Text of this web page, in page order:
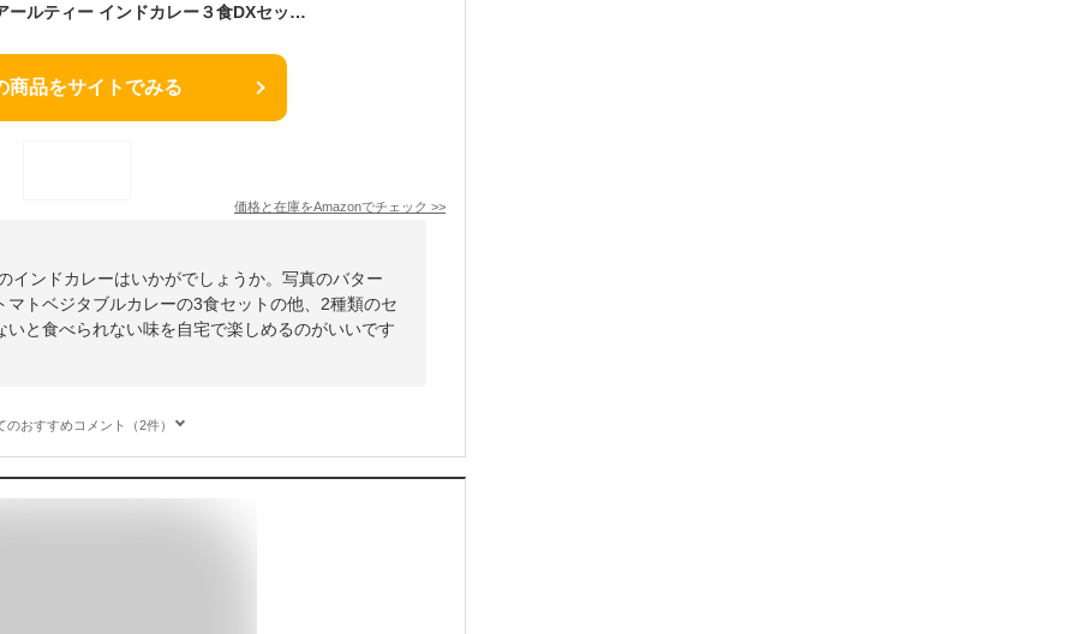
レトルトカレー 神戸アールティー インドカレー３食DXセット 180g ×3袋 (バターチキンカレー(180g)、キーマカレー(180g)、トマトベジタブルカレー(180g))
商品をサイトでみる
価格と在庫をAmazonでチェック >>
インドカレーはいかがでしょうか。写真のバター
トベジタブルカレーの3食セットの他、2種類のセ
と食べられない味を自宅で楽しめるのがいいです
のおすすめコメント（2件）